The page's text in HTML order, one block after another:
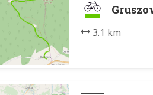
3.1 km